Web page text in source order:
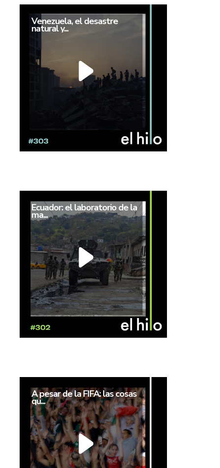
Venezuela, el desastre
natural y...
Ecuador: el laboratorio de la
ma...
A pesar de la FIFA: las cosas
qu...